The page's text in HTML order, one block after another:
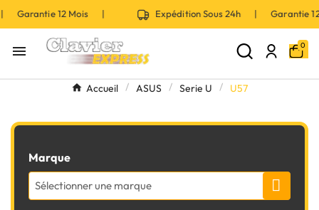
| Garantie 12 Mois | Expédition Sous 24h | Garantie
 0
Accueil ASUS Serie U U57
Marque
Sélectionner une marque